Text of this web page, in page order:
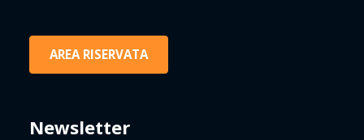
AREA RISERVATA
Newsletter